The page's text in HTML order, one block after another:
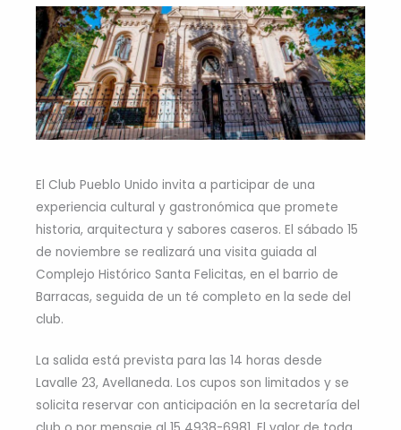
El Club Pueblo Unido invita a participar de una
experiencia cultural y gastronómica que promete
historia, arquitectura y sabores caseros. El sábado 15
de noviembre se realizará una visita guiada al
Complejo Histórico Santa Felicitas, en el barrio de
Barracas, seguida de un té completo en la sede del
club.
La salida está prevista para las 14 horas desde
Lavalle 23, Avellaneda. Los cupos son limitados y se
solicita reservar con anticipación en la secretaría del